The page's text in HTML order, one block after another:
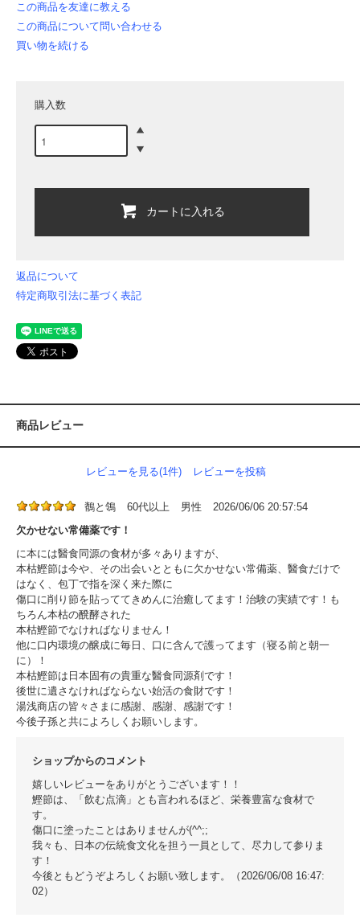
この商品を友達に教える
この商品について問い合わせる
買い物を続ける
購入数
カートに入れる
返品について
特定商取引法に基づく表記
商品レビュー
レビューを見る(1件) レビューを投稿
鶺と鴒 60代以上 男性
2026/06/06 20:57:54
欠かせない常備薬です！
に本には醫食同源の食材が多々ありますが、
本枯鰹節は今や、その出会いとともに欠かせない常備薬、醫食だけで
はなく、包丁で指を深く来た際に
傷口に削り節を貼っててきめんに治癒してます！治験の実績です！も
ちろん本枯の醗酵された
本枯鰹節でなければなりません！
他に口内環境の醸成に毎日、口に含んで護ってます（寝る前と朝一
に）！
本枯鰹節は日本固有の貴重な醫食同源剤です！
後世に遺さなければならない始活の食財です！
湯浅商店の皆々さまに感謝、感謝、感謝です！
今後子孫と共によろしくお願いします。
ショップからのコメント
嬉しいレビューをありがとうございます！！
鰹節は、「飲む点滴」とも言われるほど、栄養豊富な食材で
す。
傷口に塗ったことはありませんが(^^;;
我々も、日本の伝統食文化を担う一員として、尽力して参りま
す！
今後ともどうぞよろしくお願い致します。（2026/06/08 16:47:
02）